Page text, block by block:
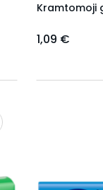
Kramtomoji
1,09 €